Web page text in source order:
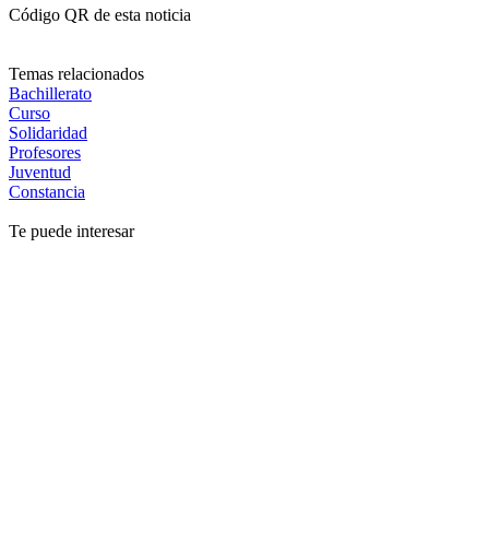
Código QR de esta noticia
Temas relacionados
Bachillerato
Curso
Solidaridad
Profesores
Juventud
Constancia
Te puede interesar